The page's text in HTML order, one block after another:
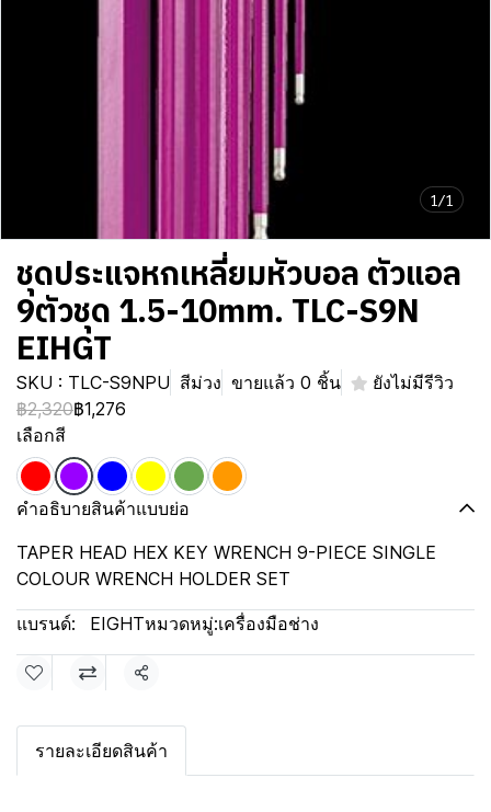
1/1
ชุดประแจหกเหลี่ยมหัวบอล ตัวแอล
9ตัวชุด 1.5-10mm. TLC-S9N
EIHGT
SKU : TLC-S9NPU สีม่วง ขายแล้ว 0 ชิ้น
ยังไม่มีรีวิว
฿2,320฿1,276
เลือกสี
คำอธิบายสินค้าแบบย่อ
TAPER HEAD HEX KEY WRENCH 9-PIECE SINGLE
COLOUR WRENCH HOLDER SET
แบรนด์: EIGHTหมวดหมู่:เครื่องมือช่าง
แชร์
รายละเอียดสินค้า